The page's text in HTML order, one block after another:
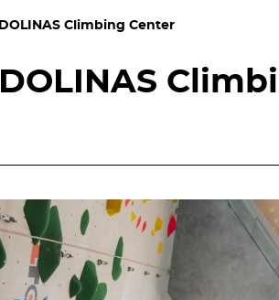
DOLINAS Climbing Center
DOLINAS